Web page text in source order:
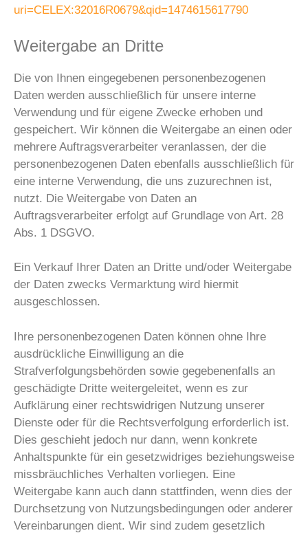
uri=CELEX:32016R0679&qid=1474615617790
Weitergabe an Dritte
Die von Ihnen eingegebenen personenbezogenen
Daten werden ausschließlich für unsere interne
Verwendung und für eigene Zwecke erhoben und
gespeichert. Wir können die Weitergabe an einen oder
mehrere Auftragsverarbeiter veranlassen, der die
personenbezogenen Daten ebenfalls ausschließlich für
eine interne Verwendung, die uns zuzurechnen ist,
nutzt. Die Weitergabe von Daten an
Auftragsverarbeiter erfolgt auf Grundlage von Art. 28
Abs. 1 DSGVO.
Ein Verkauf Ihrer Daten an Dritte und/oder Weitergabe
der Daten zwecks Vermarktung wird hiermit
ausgeschlossen.
Ihre personenbezogenen Daten können ohne Ihre
ausdrückliche Einwilligung an die
Strafverfolgungsbehörden sowie gegebenenfalls an
geschädigte Dritte weitergeleitet, wenn es zur
Aufklärung einer rechtswidrigen Nutzung unserer
Dienste oder für die Rechtsverfolgung erforderlich ist.
Dies geschieht jedoch nur dann, wenn konkrete
Anhaltspunkte für ein gesetzwidriges beziehungsweise
missbräuchliches Verhalten vorliegen. Eine
Weitergabe kann auch dann stattfinden, wenn dies der
Durchsetzung von Nutzungsbedingungen oder anderer
Vereinbarungen dient. Wir sind zudem gesetzlich